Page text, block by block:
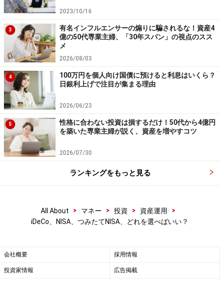
※記事内容は執筆時点のものです。最新の内容をご確認くださ
い。
本記事の内容は一般的な情報提供を目的としており、特定の金融
商品や投資行動を推奨するものではありません。
投資や資産運用に関する最終的なご判断はご自身の責任において
行ってください。
掲載情報の正確性・完全性については十分に配慮しております
が、その内容を保証するものではなく、これに基づく損失・損害
などについて当社は一切の責任を負いません。
【編集部おすすめの購入サイト】
Amazonで資産運用の書籍をチェック！
2023/10/16
3
有名インフルエンサーの煽りに騙されるな！資産4
億の50代専業主婦、「30年スパン」の視点のスス
メ
2026/08/03
4
100万円を個人向け国債に預けると利息はいくら？
日銀利上げで注目が集まる理由
2026/06/23
5
性格に合わない投資は損するだけ！50代から4億円
を築いた専業主婦が説く、資産を増やすコツ
2026/07/30
ランキングをもっと見る
All About > マネー > 投資 > 資産運用
>
iDeCo、NISA、つみたてNISA、どれを選べばいい？
会社概要 採用情報
投資家情報 広告掲載